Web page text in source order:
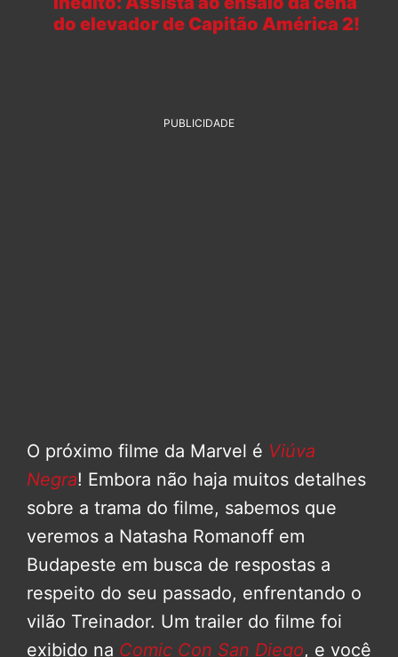
do elevador de Capitão América 2!
PUBLICIDADE
O próximo filme da Marvel é Viúva
Negra! Embora não haja muitos detalhes
sobre a trama do filme, sabemos que
veremos a Natasha Romanoff em
Budapeste em busca de respostas a
respeito do seu passado, enfrentando o
vilão Treinador. Um trailer do filme foi
exibido na Comic Con San Diego, e você